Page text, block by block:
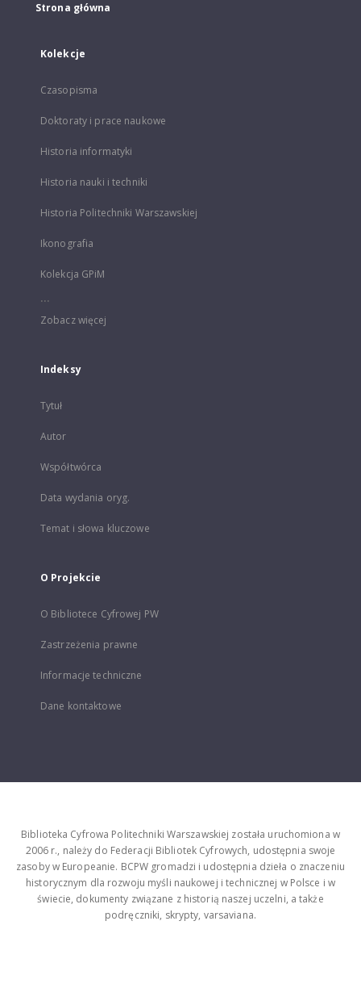
Strona główna
Kolekcje
Czasopisma
Doktoraty i prace naukowe
Historia informatyki
Historia nauki i techniki
Historia Politechniki Warszawskiej
Ikonografia
Kolekcja GPiM
...
Zobacz więcej
Indeksy
Tytuł
Autor
Współtwórca
Data wydania oryg.
Temat i słowa kluczowe
O Projekcie
O Bibliotece Cyfrowej PW
Zastrzeżenia prawne
Informacje techniczne
Dane kontaktowe
Biblioteka Cyfrowa Politechniki Warszawskiej została uruchomiona w
2006 r., należy do Federacji Bibliotek Cyfrowych, udostępnia swoje
zasoby w Europeanie. BCPW gromadzi i udostępnia dzieła o znaczeniu
historycznym dla rozwoju myśli naukowej i technicznej w Polsce i w
świecie, dokumenty związane z historią naszej uczelni, a także
podręczniki, skrypty, varsaviana.